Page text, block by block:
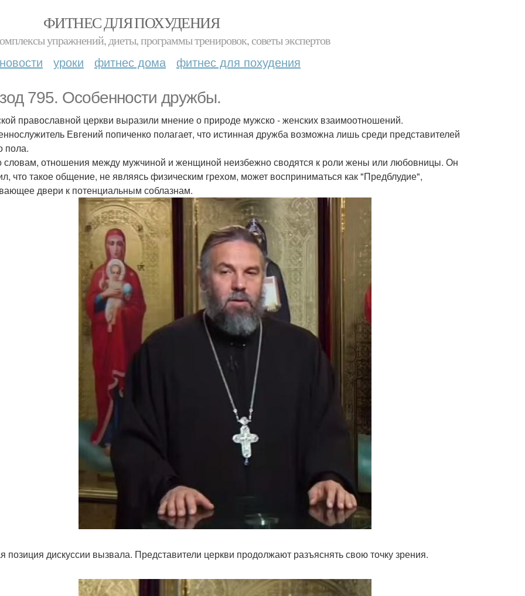
ФИТНЕС ДЛЯ ПОХУДЕНИЯ
упражнений, диеты, программы тренировок, советы экспертов
новости уроки фитнес дома фитнес для похудения
795. Особенности дружбы.
православной церкви выразили мнение о природе мужско - женских взаимоотношений.
Евгений попиченко полагает, что истинная дружба возможна лишь среди представителей
пола.
словам, отношения между мужчиной и женщиной неизбежно сводятся к роли жены или любовницы. Он
что такое общение, не являясь физическим грехом, может восприниматься как "Предблудие",
двери к потенциальным соблазнам.
позиция дискуссии вызвала. Представители церкви продолжают разъяснять свою точку зрения.